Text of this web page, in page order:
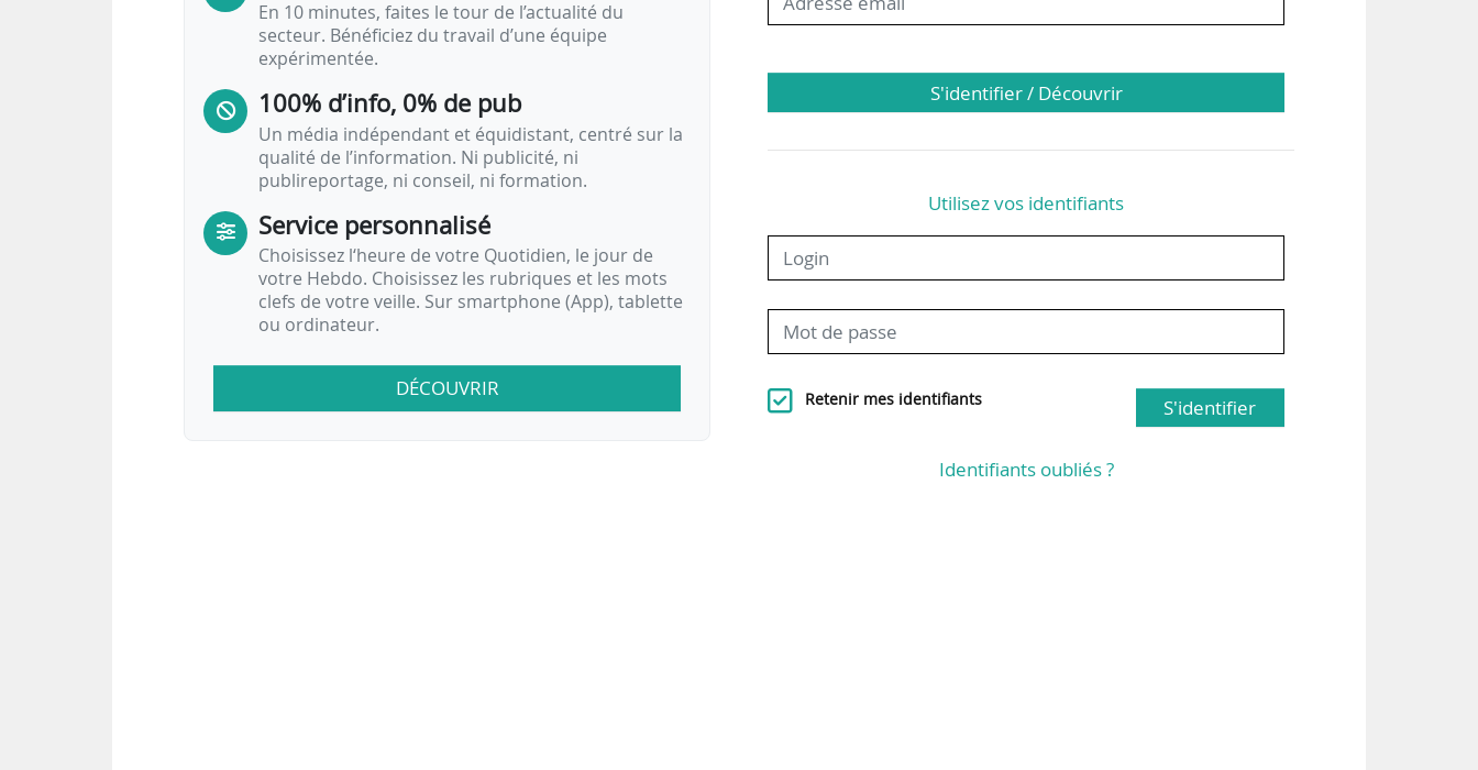
En 10 minutes, faites le tour de l’actualité du
secteur. Bénéficiez du travail d’une équipe
expérimentée.
100% d’info, 0% de pub
Un média indépendant et équidistant, centré sur la
qualité de l’information. Ni publicité, ni
publireportage, ni conseil, ni formation.
Service personnalisé
Choisissez l‘heure de votre Quotidien, le jour de
votre Hebdo. Choisissez les rubriques et les mots
clefs de votre veille. Sur smartphone (App), tablette
ou ordinateur.
DÉCOUVRIR
S'identifier / Découvrir
Utilisez vos identifiants
Retenir mes identifiants S'identifier
Identifiants oubliés ?